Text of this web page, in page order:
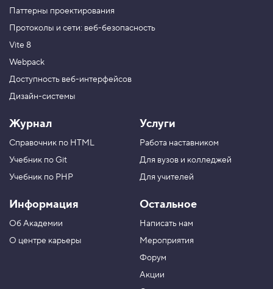
Паттерны проектирования
Протоколы и сети: веб-безопасность
Vite 8
Webpack
Доступность веб-интерфейсов
Дизайн-системы
Журнал
Справочник по HTML
Учебник по Git
Учебник по PHP
Информация
Об Академии
О центре карьеры
Услуги
Работа наставником
Для вузов и колледжей
Для учителей
Остальное
Написать нам
Мероприятия
Форум
Акции